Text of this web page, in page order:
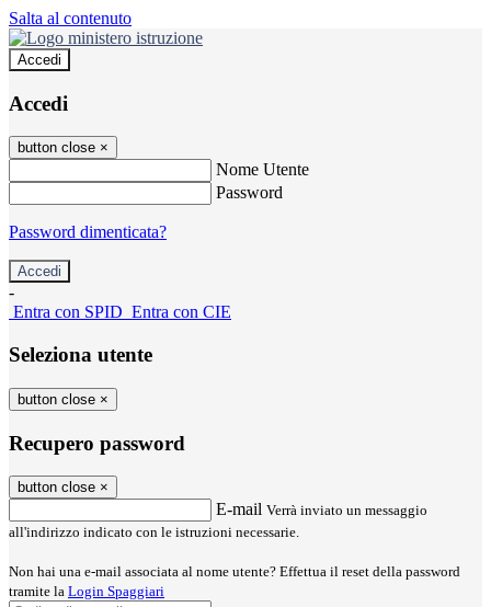
Salta al contenuto
Accedi
Accedi
button close ×
Nome Utente
Password
Password dimenticata?
-
Entra con SPID Entra con CIE
Seleziona utente
button close ×
Recupero password
button close ×
E-mail Verrà inviato un messaggio
all'indirizzo indicato con le istruzioni necessarie.
Non hai una e-mail associata al nome utente? Effettua il reset della password
tramite la Login Spaggiari